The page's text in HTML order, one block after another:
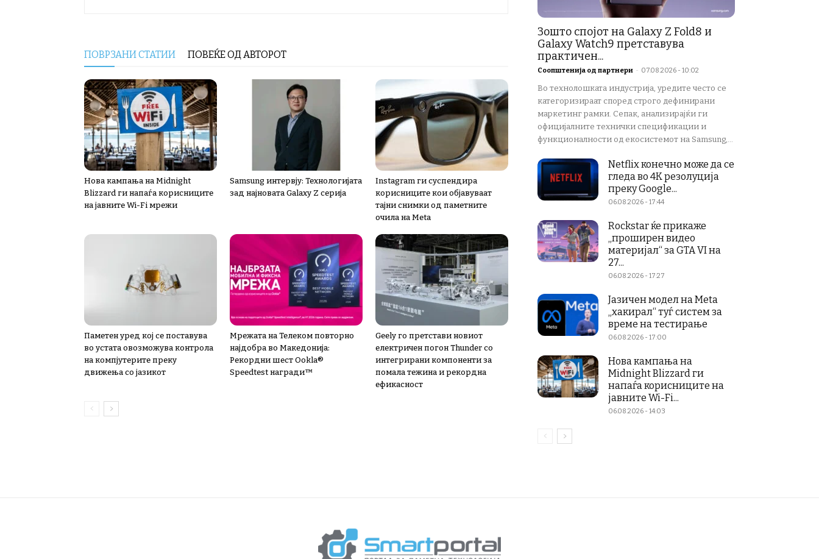
ПОВРЗАНИ СТАТИИ ПОВЕЌЕ ОД АВТОРОТ
Нова кампања на Midnight
Blizzard ги напаѓа корисниците
на јавните Wi-Fi мрежи
Samsung интервју: Технологијата
зад најновата Galaxy Z серија
Instagram ги суспендира
корисниците кои објавуваат
тајни снимки од паметните
очила на Meta
Паметен уред кој се поставува
во устата овозможува контрола
на компјутерите преку
движења со јазикот
Мрежата на Телеком повторно
најдобра во Македонија:
Рекордни шест Ookla®
Speedtest награди™
Geely го претстави новиот
електричен погон Thunder со
интегрирани компоненти за
помала тежина и рекордна
ефикасност
Зошто спојот на Galaxy Z Fold8 и
Galaxy Watch9 претставува
практичен...
Соопштенија од партнери - 07.08.2026 - 10:02
Во технолошката индустрија, уредите често се
категоризираат според строго дефинирани
маркетинг рамки. Сепак, анализирајќи ги
официјалните технички спецификации и
функционалности од екосистемот на Samsung,...
Netflix конечно може да се
гледа во 4K резолуција
преку Google...
06.08.2026 - 17:44
Rockstar ќе прикаже
„проширен видео
материјал“ за GTA VI на
27...
06.08.2026 - 17:27
Јазичен модел на Meta
„хакирал“ туѓ систем за
време на тестирање
06.08.2026 - 17:00
Нова кампања на
Midnight Blizzard ги
напаѓа корисниците на
јавните Wi-Fi...
06.08.2026 - 14:03